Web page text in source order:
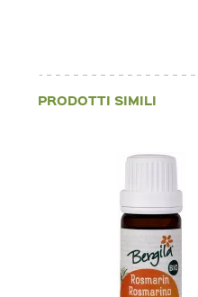
PRODOTTI SIMILI